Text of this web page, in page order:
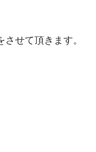
せて頂きます。